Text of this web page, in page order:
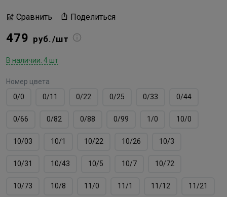
Сравнить Поделиться
479 руб./шт
В наличии: 4 шт
Номер цвета
0/0
0/11 0/22 0/25 0/33 0/44
0/66 0/82 0/88 0/99 1/0 10/0
10/03 10/1 10/22 10/26 10/3
10/31 10/43 10/5 10/7 10/72
10/73 10/8 11/0 11/1 11/12 11/21